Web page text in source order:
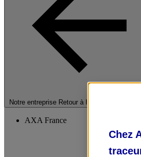
Notre entreprise Retour à la section
AXA France
Chez